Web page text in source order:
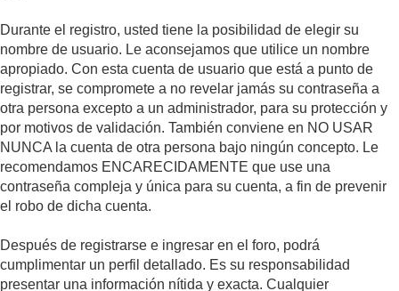
Durante el registro, usted tiene la posibilidad de elegir su
nombre de usuario. Le aconsejamos que utilice un nombre
apropiado. Con esta cuenta de usuario que está a punto de
registrar, se compromete a no revelar jamás su contraseña a
otra persona excepto a un administrador, para su protección y
por motivos de validación. También conviene en NO USAR
NUNCA la cuenta de otra persona bajo ningún concepto. Le
recomendamos ENCARECIDAMENTE que use una
contraseña compleja y única para su cuenta, a fin de prevenir
el robo de dicha cuenta.
Después de registrarse e ingresar en el foro, podrá
cumplimentar un perfil detallado. Es su responsabilidad
presentar una información nítida y exacta. Cualquier